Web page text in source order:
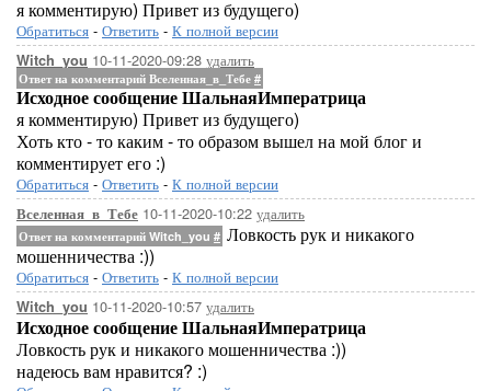
я комментирую) Привет из будущего)
Обратиться - Ответить - К полной версии
Witch_you 10-11-2020-09:28 удалить
Ответ на комментарий Вселенная_в_Тебе #
Исходное сообщение ШальнаяИмператрица
я комментирую) Привет из будущего)
Хоть кто - то каким - то образом вышел на мой блог и
комментирует его :)
Обратиться - Ответить - К полной версии
Вселенная_в_Тебе 10-11-2020-10:22 удалить
Ответ на комментарий Witch_you # Ловкость рук и никакого
мошенничества :))
Обратиться - Ответить - К полной версии
Witch_you 10-11-2020-10:57 удалить
Исходное сообщение ШальнаяИмператрица
Ловкость рук и никакого мошенничества :))
надеюсь вам нравится? :)